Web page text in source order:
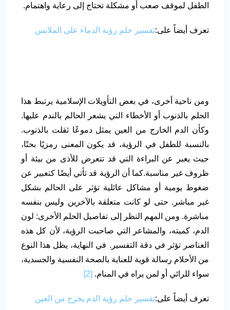
الطفل لموقف صعب أو مشكلة تحتاج إلى رعاية واهتمام.
تعرف أيضاً على:تفسير حلم رؤية الدماء على الملابس
ومن ناحية أخرى، في بعض التأويلات الإسلامية يرتبط هذا
الحلم بالذنوب أو الأخطاء التي يشعر الحالم بالندم عليها.
وكأن الدم الخارج من العين يمثل دموعًا ثقلت بالذنوب.
بالنسبة للطفل في الرؤية، قد يكون المعنى رمزيًا بحتًا،
حيث يعبر عن البراءة التي قد تتعرض للأذى من بيئة أو
ظروف غير مناسبة.كما أن الرؤية قد تأتي أيضًا كتعبير عن
ضغوط يومية أو مشاكل عائلية تؤثر على الحالم بشكل
غير مباشر. حتى لو كانت متعلقة بالآخرين وليس بنفسه
مباشرة. ومن المهم النظر إلى تفاصيل الحلم الأخرى: لون
الدم، كميته، والمشاعر التي صاحبت الرؤية، لأن كل هذه
العناصر تؤثر في دقة التفسير. في النهاية، يظل هذا النوع
من الأحلام رسالة قوية للعناية بالصحة النفسية والجسدية،
سواء للرائي أو لمن يراه في المنام. [2]
تعرف أيضاً على:تفسير حلم رؤية الدم يخرج من العين